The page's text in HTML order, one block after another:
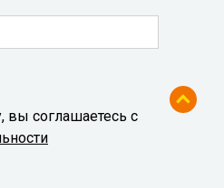
вы соглашаетесь с